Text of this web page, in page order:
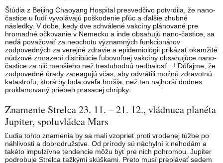
Štúdia z Beijing Chaoyang Hospital presvedčivo potvrdila, že nano-
častice u ľudí vyvolávajú poškodenie pľúc a ďalšie zhubné
následky. V dobe, kedy dve schválené vakcíny plánované pre
hromadné očkovanie v Nemecku a inde obsahujú nano-častice, sa
nedá považovať za neochotu významných funkcionárov
zodpovedných za verejné zdravie a epidemiológii prikázať okamžité
núdzové zmrazení distribúcie ľubovoľnej vakcíny obsahujúce nano-
častice za nič menšieho než trestuhodnú nedbalosť…! Dúfajme, že
zodpovedné úrady zareagujú včas, aby odvrátili možnú zdravotnú
katastrofu, ktorá by bola oveľa horšia, než ten najhorší dodnes
proklamovaný priebeh prasacej chrípky.
Znamenie Strelca 23. 11. – 21. 12., vládnuca planéta
Jupiter, spoluvládca Mars
Ľudia tohto znamenia by sa mali vzoprieť proti vrodenej túžbe po
náhlivosti a dobrodružstve. Od prírody sú náchylní k nehodám a
takéto impulzívne tendencie môžu byť pre nich pohromou. Jupiter
podrobuje Strelca ťažkými skúškami. Preto musí preplávať sedem